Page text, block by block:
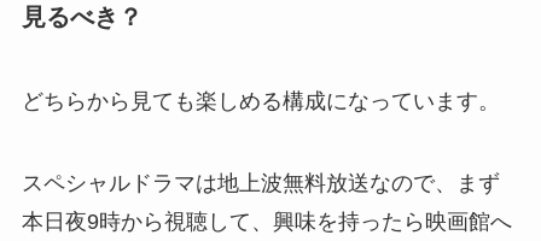
見るべき？
どちらから見ても楽しめる構成になっています。
スペシャルドラマは地上波無料放送なので、まず
本日夜9時から視聴して、興味を持ったら映画館へ